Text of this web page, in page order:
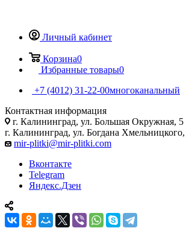
Личный кабинет
Корзина0
Избранные товары0
+7 (4012) 31-22-00многоканальный
Контактная информация
г. Калининград, ул. Большая Окружная, 5
г. Калининград, ул. Богдана Хмельницкого,
mir-plitki@mir-plitki.com
Вконтакте
Telegram
Яндекс.Дзен